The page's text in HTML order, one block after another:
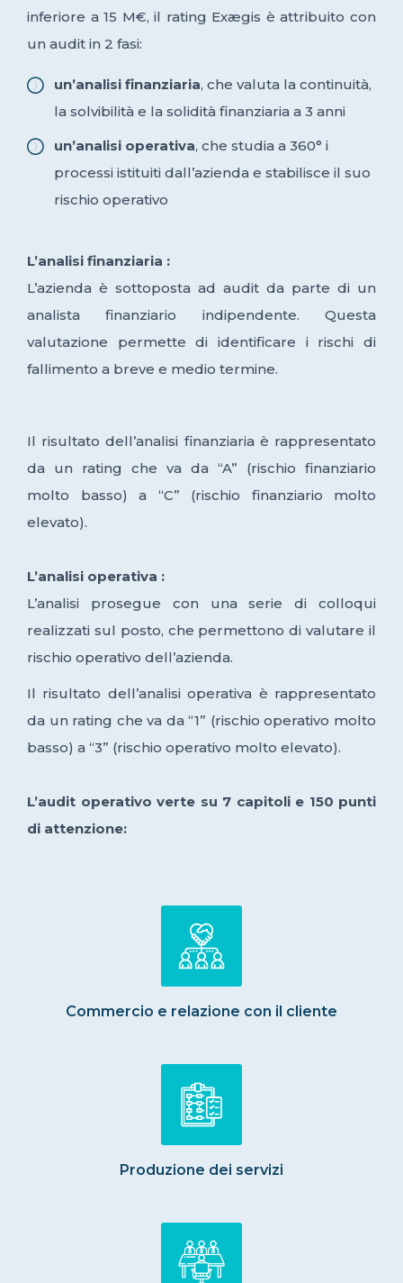
inferiore a 15 M€, il rating Exægis è attribuito con
un audit in 2 fasi:
un’analisi finanziaria, che valuta la continuità,
la solvibilità e la solidità finanziaria a 3 anni
un’analisi operativa, che studia a 360° i
processi istituiti dall’azienda e stabilisce il suo
rischio operativo
L’analisi finanziaria :
L’azienda è sottoposta ad audit da parte di un
analista finanziario indipendente. Questa
valutazione permette di identificare i rischi di
fallimento a breve e medio termine.
Il risultato dell’analisi finanziaria è rappresentato
da un rating che va da “A” (rischio finanziario
molto basso) a “C” (rischio finanziario molto
elevato).
L’analisi operativa :
L’analisi prosegue con una serie di colloqui
realizzati sul posto, che permettono di valutare il
rischio operativo dell’azienda.
Il risultato dell’analisi operativa è rappresentato
da un rating che va da “1” (rischio operativo molto
basso) a “3” (rischio operativo molto elevato).
L’audit operativo verte su 7 capitoli e 150 punti
di attenzione:
Commercio e relazione con il cliente
Produzione dei servizi